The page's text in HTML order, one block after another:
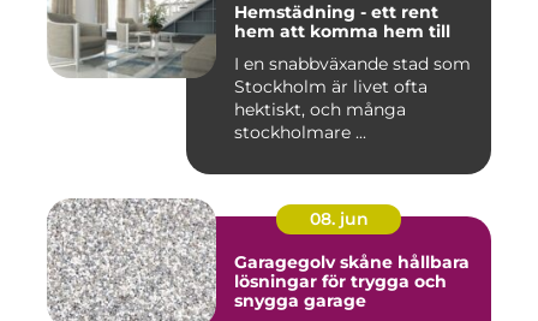
Hemstädning - ett rent
hem att komma hem till
I en snabbväxande stad som
Stockholm är livet ofta
hektiskt, och många
stockholmare ...
08. jun
Garagegolv skåne hållbara
lösningar för trygga och
snygga garage